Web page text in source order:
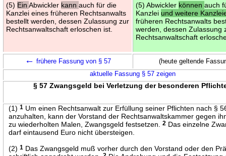
(5) EinAbwickler kannauch für die
Kanzlei eines früheren Rechtsanwalts
bestellt werden, dessen Zulassung zur
Rechtsanwaltschaft erloschen ist.
(5) Abwickler könnenauch
Kanzlei und weitere
früheren Rechtsanwalts
werden, dessen Zulassung
Rechtsanwaltschaft
← frühere Fassung von § 57
(heute geltende
aktuelle Fassung § 57 zeigen
§ 57 Zwangsgeld bei Verletzung der besonderen
(1)1 Um einen Rechtsanwalt zur Erfüllung seiner Pflichten nach §
anzuhalten, kann der Vorstand der Rechtsanwaltskammer gegen
zu wiederholten Malen, Zwangsgeld festsetzen.2 Das einzelne
darf eintausend Euro nicht übersteigen.
(2)1 Das Zwangsgeld muß vorher durch den Vorstand oder den